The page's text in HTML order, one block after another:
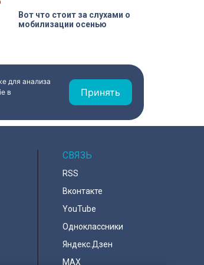
Вот что стоит за слухами о
мобилизации осенью
для анализа
в
Принять
СВЯЗЬ
RSS
Вконтакте
YouTube
Одноклассники
Яндекс.Дзен
MAX